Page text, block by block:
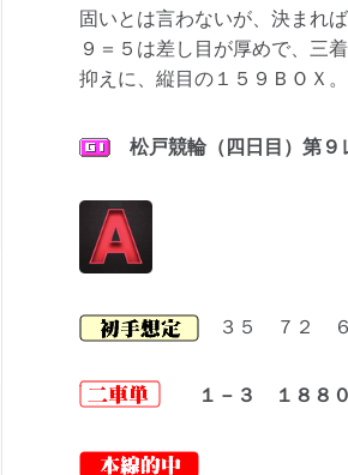
固いとは言わないが、決まれ
９＝５は差し目が厚めで、三着
抑えに、縦目の１５９ＢＯＸ。
松戸競輪（四日目）第９
３５ ７２
１－３ １８８０